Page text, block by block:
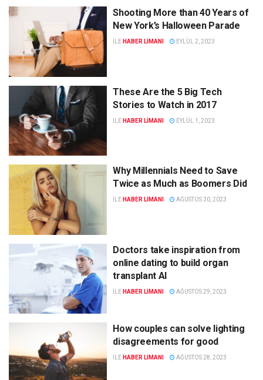
Shooting More than 40 Years of
New York’s Halloween Parade
ILE HABER LIMANI EYLÜL 2, 2023
These Are the 5 Big Tech
Stories to Watch in 2017
ILE HABER LIMANI EYLÜL 1, 2023
Why Millennials Need to Save
Twice as Much as Boomers Did
ILE HABER LIMANI AĞUSTOS 30, 2023
Doctors take inspiration from
online dating to build organ
transplant AI
ILE HABER LIMANI AĞUSTOS 29, 2023
How couples can solve lighting
disagreements for good
ILE HABER LIMANI AĞUSTOS 28, 2023